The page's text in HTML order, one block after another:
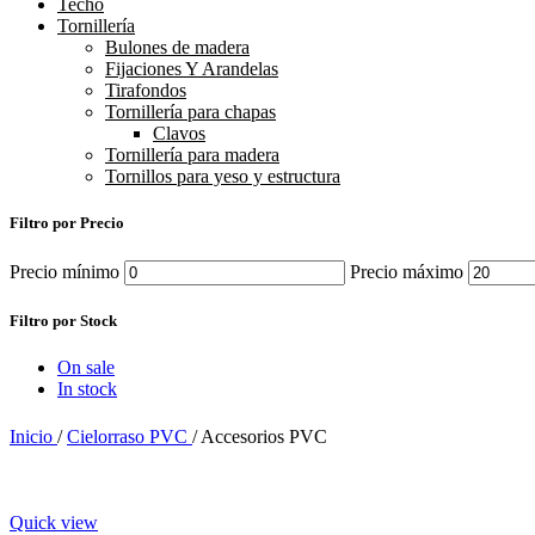
Techo
Tornillería
Bulones de madera
Fijaciones Y Arandelas
Tirafondos
Tornillería para chapas
Clavos
Tornillería para madera
Tornillos para yeso y estructura
Filtro por Precio
Precio mínimo Precio máximo
Filtro por Stock
On sale
In stock
Inicio / Cielorraso PVC / Accesorios PVC
Quick view